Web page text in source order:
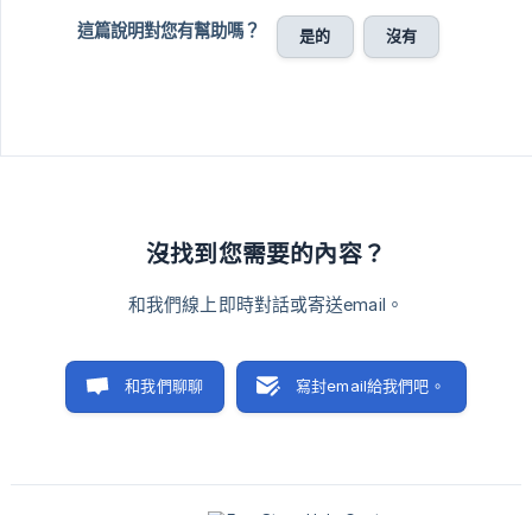
這篇說明對您有幫助嗎？ 是的 沒有
沒找到您需要的內容？
和我們線上即時對話或寄送email。
和我們聊聊 寫封email給我們吧。